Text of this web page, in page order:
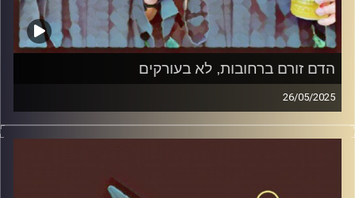
הדם זורם ברחובות, לא בעורקים
26/05/2025
המערכת הפוליטית על ספת הפסיכולוג, עם פרופסור בועז בן-
דוד ופרופסור גלעד הירשברגר